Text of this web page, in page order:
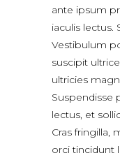
ante ipsum
iaculis lectus.
Vestibulum
suscipit
ultricies
Suspendisse
lectus, et
Cras fringilla,
orci tincidunt